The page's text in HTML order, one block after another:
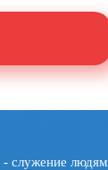
служение